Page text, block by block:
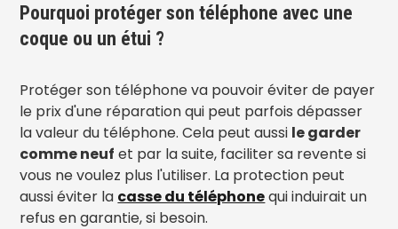
Pourquoi protéger son téléphone avec une
coque ou un étui ?
Protéger son téléphone va pouvoir éviter de payer
le prix d'une réparation qui peut parfois dépasser
la valeur du téléphone. Cela peut aussi le garder
comme neuf et par la suite, faciliter sa revente si
vous ne voulez plus l'utiliser. La protection peut
aussi éviter la casse du téléphonequi induirait un
refus en garantie, si besoin.